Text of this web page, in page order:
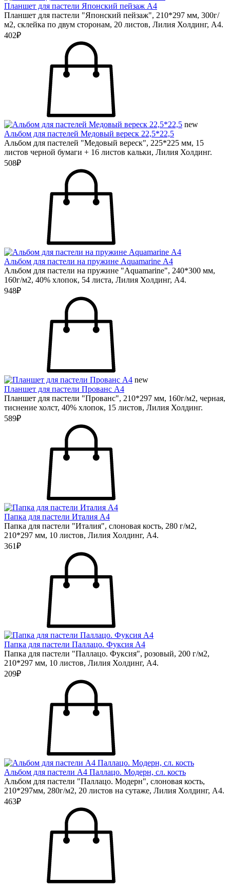
Планшет для пастели Японский пейзаж А4
Планшет для пастели "Японский пейзаж", 210*297 мм, 300г/
м2, склейка по двум сторонам, 20 листов, Лилия Холдинг, А4.
402₽
new
Альбом для пастелей Медовый вереск 22,5*22,5
Альбом для пастелей "Медовый вереск", 225*225 мм, 15
листов черной бумаги + 16 листов кальки, Лилия Холдинг.
508₽
Альбом для пастели на пружине Aquamarine А4
Альбом для пастели на пружине "Aquamarine", 240*300 мм,
160г/м2, 40% хлопок, 54 листа, Лилия Холдинг, А4.
948₽
new
Планшет для пастели Прованс А4
Планшет для пастели "Прованс", 210*297 мм, 160г/м2, черная,
тиснение холст, 40% хлопок, 15 листов, Лилия Холдинг.
589₽
Папка для пастели Италия А4
Папка для пастели "Италия", слоновая кость, 280 г/м2,
210*297 мм, 10 листов, Лилия Холдинг, А4.
361₽
Папка для пастели Паллацо. Фуксия А4
Папка для пастели "Паллацо. Фуксия", розовый, 200 г/м2,
210*297 мм, 10 листов, Лилия Холдинг, А4.
209₽
Альбом для пастели А4 Паллацо. Модерн, сл. кость
Альбом для пастели "Паллацо. Модерн", слоновая кость,
210*297мм, 280г/м2, 20 листов на сутаже, Лилия Холдинг, А4.
463₽